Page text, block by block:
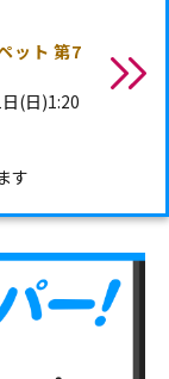
ット 第7
(日)1:20
す